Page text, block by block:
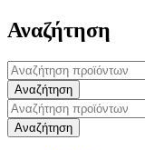
Αναζήτηση